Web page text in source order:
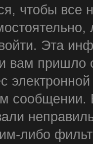
чтобы все
Эта
вам
либо